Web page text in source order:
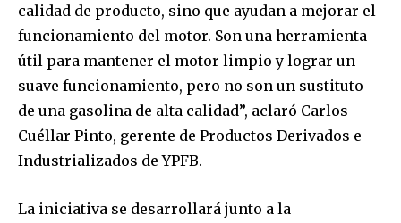
calidad de producto, sino que ayudan a mejorar el
funcionamiento del motor. Son una herramienta
útil para mantener el motor limpio y lograr un
suave funcionamiento, pero no son un sustituto
de una gasolina de alta calidad”, aclaró Carlos
Cuéllar Pinto, gerente de Productos Derivados e
Industrializados de YPFB.
La iniciativa se desarrollará junto a la